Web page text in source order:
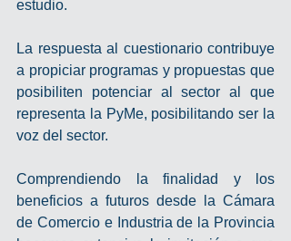
estudio.
La respuesta al cuestionario contribuye
a propiciar programas y propuestas que
posibiliten potenciar al sector al que
representa la PyMe, posibilitando ser la
voz del sector.
Comprendiendo la finalidad y los
beneficios a futuros desde la Cámara
de Comercio e Industria de la Provincia